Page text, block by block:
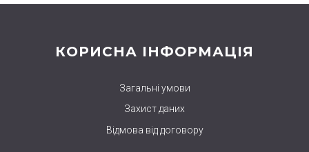
КОРИСНА ІНФОРМАЦІЯ
Загальні умови
Захист даних
Відмова від договору